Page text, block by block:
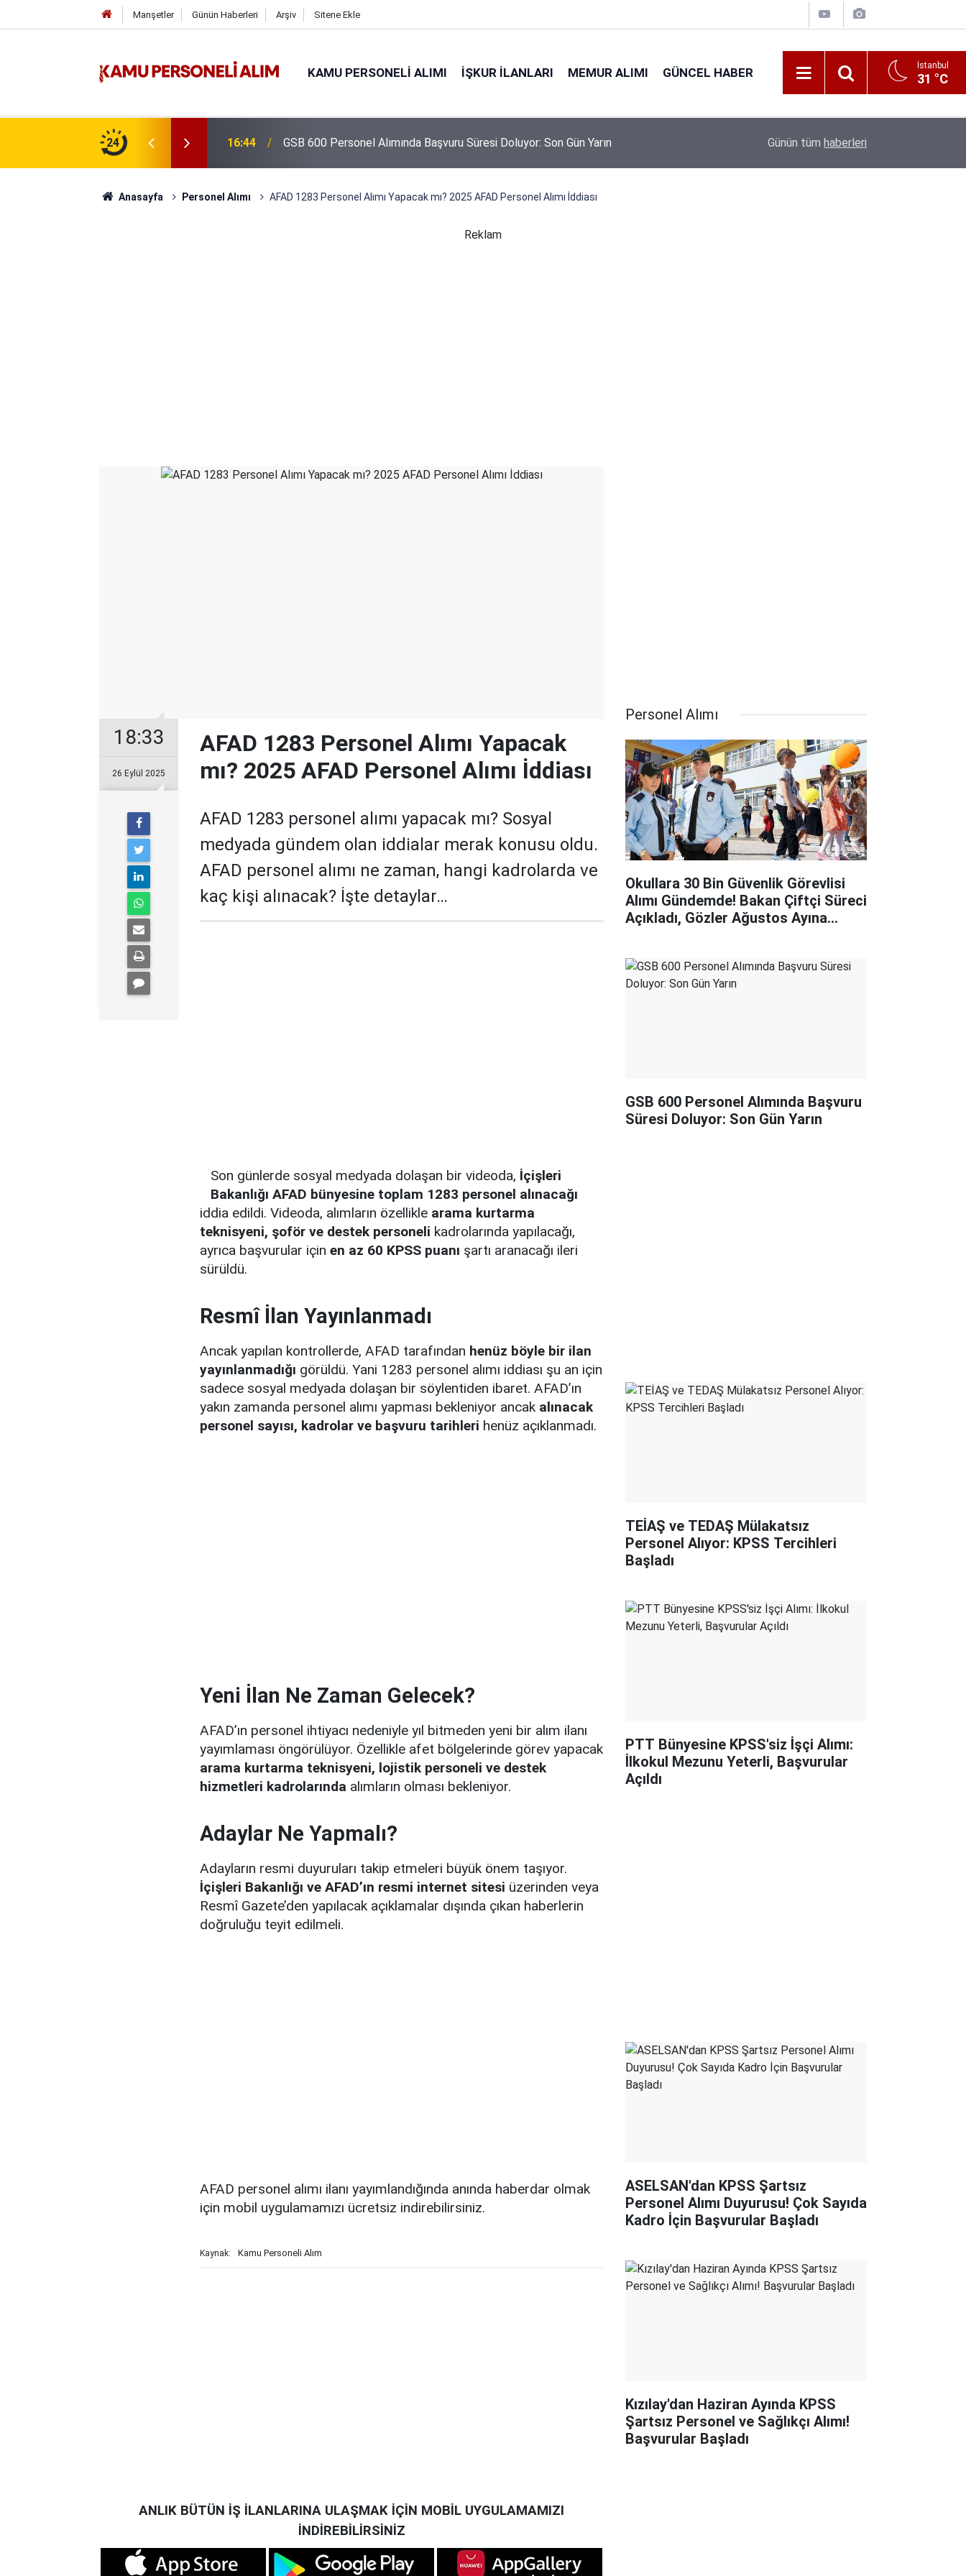
Manşetler Günün Haberleri Arşiv Sitene Ekle
KAMU PERSONELI ALIMI İŞKUR İLANLARI MEMUR ALIMI GÜNCEL HABER İstanbul
31 °C
24
Gündemde! Bakan Çiftçi Süreci
16:44 GSB 600 Personel Alımında Başvuru Süresi Doluyor: Son Gün Yarın Kıyı Emniyeti Genel Müdürlüğü 26 İşçi Alımı
Günün tüm haberleri
Anasayfa Personel Alımı AFAD 1283 Personel Alımı Yapacak mı? 2025 AFAD Personel Alımı İddiası
Reklam
18:33
26 Eylül 2025
AFAD 1283 Personel Alımı Yapacak
mı? 2025 AFAD Personel Alımı İddiası
AFAD 1283 personel alımı yapacak mı? Sosyal
medyada gündem olan iddialar merak konusu oldu.
AFAD personel alımı ne zaman, hangi kadrolarda ve
kaç kişi alınacak? İşte detaylar…
Son günlerde sosyal medyada dolaşan bir videoda, İçişleri
Bakanlığı AFAD bünyesine toplam 1283 personel alınacağı
iddia edildi. Videoda, alımların özellikle arama kurtarma
teknisyeni, şoför ve destek personeli kadrolarında yapılacağı,
ayrıca başvurular için en az 60 KPSS puanı şartı aranacağı ileri
sürüldü.
Resmî İlan Yayınlanmadı
Ancak yapılan kontrollerde, AFAD tarafından henüz böyle bir ilan
yayınlanmadığı görüldü. Yani 1283 personel alımı iddiası şu an için
sadece sosyal medyada dolaşan bir söylentiden ibaret. AFAD’ın
yakın zamanda personel alımı yapması bekleniyor ancak alınacak
personel sayısı, kadrolar ve başvuru tarihleri henüz açıklanmadı.
Yeni İlan Ne Zaman Gelecek?
AFAD’ın personel ihtiyacı nedeniyle yıl bitmeden yeni bir alım ilanı
yayımlaması öngörülüyor. Özellikle afet bölgelerinde görev yapacak
arama kurtarma teknisyeni, lojistik personeli ve destek
hizmetleri kadrolarında alımların olması bekleniyor.
Adaylar Ne Yapmalı?
Adayların resmi duyuruları takip etmeleri büyük önem taşıyor.
İçişleri Bakanlığı ve AFAD’ın resmi internet sitesi üzerinden veya
Resmî Gazete’den yapılacak açıklamalar dışında çıkan haberlerin
doğruluğu teyit edilmeli.
AFAD personel alımı ilanı yayımlandığında anında haberdar olmak
için mobil uygulamamızı ücretsiz indirebilirsiniz.
Kaynak: Kamu Personeli Alım
ANLIK BÜTÜN İŞ İLANLARINA ULAŞMAK İÇİN MOBİL UYGULAMAMIZI
İNDİREBİLİRSİNİZ
Personel Alımı
Okullara 30 Bin Güvenlik Görevlisi
Alımı Gündemde! Bakan Çiftçi Süreci
Açıkladı, Gözler Ağustos Ayına
GSB 600 Personel Alımında Başvuru
Süresi Doluyor: Son Gün Yarın
TEİAŞ ve TEDAŞ Mülakatsız
Personel Alıyor: KPSS Tercihleri
Başladı
PTT Bünyesine KPSS'siz İşçi Alımı:
İlkokul Mezunu Yeterli, Başvurular
Açıldı
ASELSAN'dan KPSS Şartsız
Personel Alımı Duyurusu! Çok Sayıda
Kadro İçin Başvurular Başladı
Kızılay'dan Haziran Ayında KPSS
Şartsız Personel ve Sağlıkçı Alımı!
Başvurular Başladı